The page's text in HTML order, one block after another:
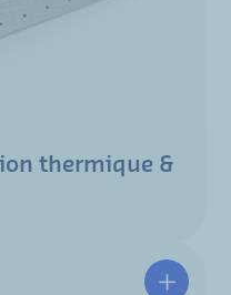
thermique &